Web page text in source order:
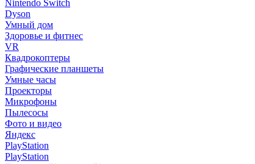
Nintendo Switch
Dyson
Умный дом
Здоровье и фитнес
VR
Квадрокоптеры
Графические планшеты
Умные часы
Проекторы
Микрофоны
Пылесосы
Фото и видео
Яндекс
PlayStation
PlayStation